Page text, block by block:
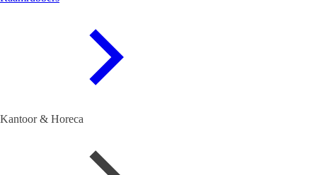
Kantoor & Horeca